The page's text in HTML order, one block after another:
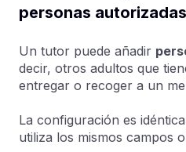
personas autorizadas
Un tutor puede añadir
decir, otros adultos que
entregar o recoger a un
La configuración es
utiliza los mismos campos